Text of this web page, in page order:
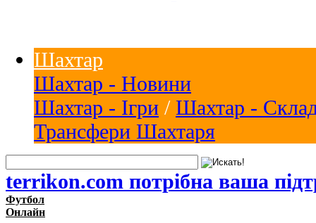
Шахтар
Шахтар - Новини
Шахтар - Ігри / Шахтар -
Трансфери Шахтаря
terrikon.com потрібна ваша
Футбол
Онлайн